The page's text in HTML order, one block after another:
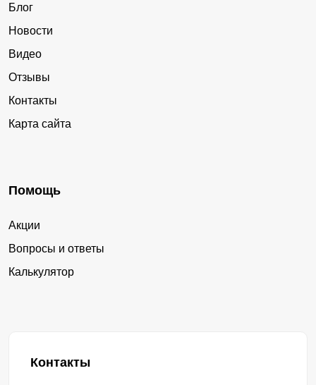
Блог
Новости
Видео
Отзывы
Контакты
Карта сайта
Помощь
Акции
Вопросы и ответы
Калькулятор
Контакты